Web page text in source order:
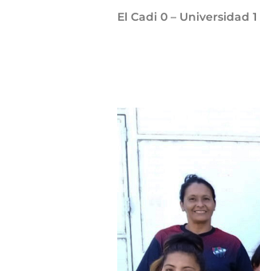
El Cadi 0 – Universidad 1